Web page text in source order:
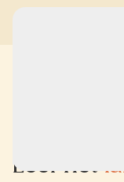
Leef het